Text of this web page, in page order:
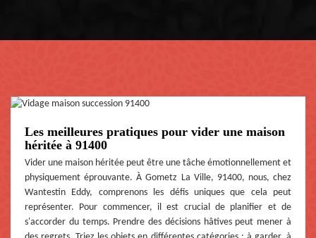
Les meilleures pratiques pour vider une maison
héritée à 91400
Vider une maison héritée peut être une tâche émotionnellement et
physiquement éprouvante. À Gometz La Ville, 91400, nous, chez
Wantestin Eddy, comprenons les défis uniques que cela peut
représenter. Pour commencer, il est crucial de planifier et de
s'accorder du temps. Prendre des décisions hâtives peut mener à